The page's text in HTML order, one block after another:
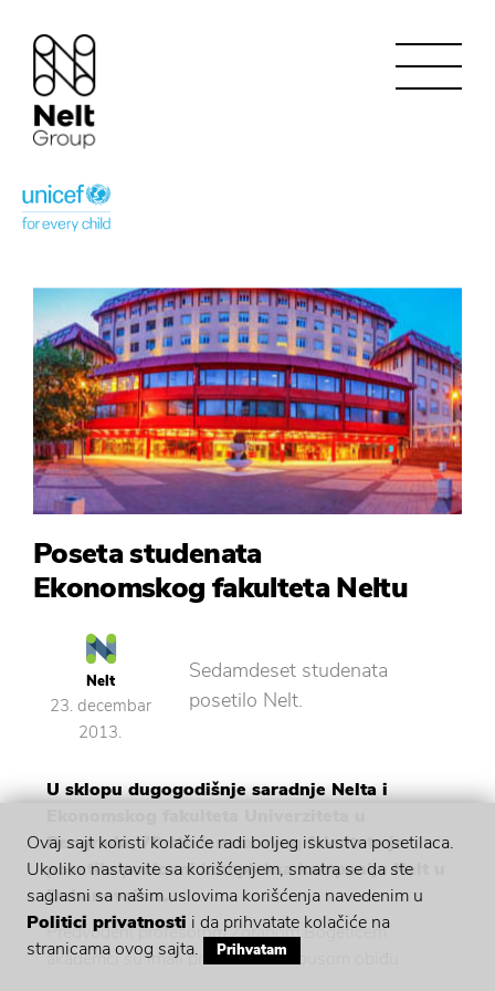
Poseta studenata
Ekonomskog fakulteta Neltu
Nelt
23. decembar
2013.
Sedamdeset studenata
posetilo Nelt.
U sklopu dugogodišnje saradnje Nelta i
Beogradu, 70 studenata ovog fakulteta je
posetilo poslovni kompleksa kompanije Nelt u
Dobanovcima.
Predvođeni profesorom Zoranom Bogetićem,
akademci su imali priliku da autobusom obiđu
Ovaj sajt koristi kolačiće radi boljeg iskustva posetilaca.
Ukoliko nastavite sa korišćenjem, smatra se da ste
saglasni sa našim uslovima korišćenja navedenim u
Politici privatnosti i da prihvatate kolačiće na
stranicama ovog sajta.
Prihvatam